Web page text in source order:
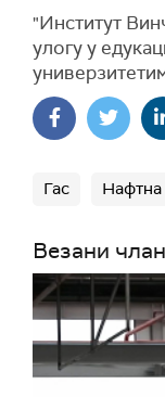
"Институт
улогу у
Гас Нафтна
Везани